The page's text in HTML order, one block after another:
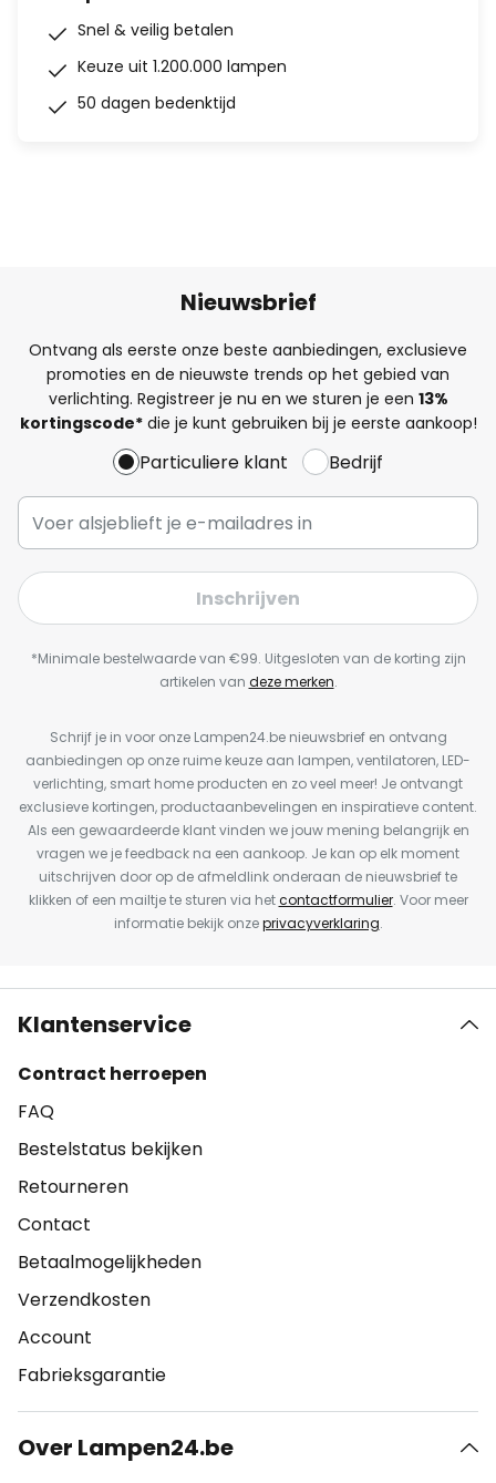
Snel & veilig betalen
Keuze uit 1.200.000 lampen
50 dagen bedenktijd
Nieuwsbrief
Ontvang als eerste onze beste aanbiedingen, exclusieve
promoties en de nieuwste trends op het gebied van
verlichting. Registreer je nu en we sturen je een 13%
kortingscode*die je kunt gebruiken bij je eerste aankoop!
Particuliere klant Bedrijf
Inschrijven
*Minimale bestelwaarde van €99. Uitgesloten van de korting zijn
artikelen van deze merken.
Schrijf je in voor onze Lampen24.be nieuwsbrief en ontvang
aanbiedingen op onze ruime keuze aan lampen, ventilatoren, LED-
verlichting, smart home producten en zo veel meer! Je ontvangt
exclusieve kortingen, productaanbevelingen en inspiratieve content.
Als een gewaardeerde klant vinden we jouw mening belangrijk en
vragen we je feedback na een aankoop. Je kan op elk moment
uitschrijven door op de afmeldlink onderaan de nieuwsbrief te
klikken of een mailtje te sturen via hetcontactformulier. Voor meer
informatie bekijk onzeprivacyverklaring.
Klantenservice
Contract herroepen
FAQ
Bestelstatus bekijken
Retourneren
Contact
Betaalmogelijkheden
Verzendkosten
Account
Fabrieksgarantie
Over Lampen24.be